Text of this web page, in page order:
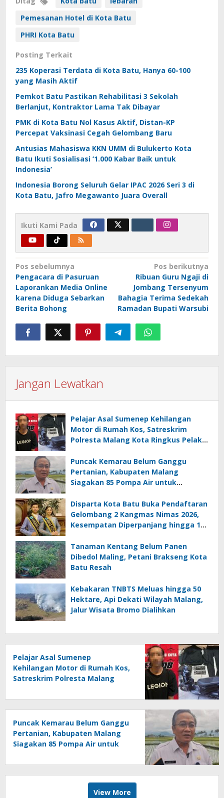
Pemesanan Hotel di Kota Batu
PHRI Kota Batu
Posting Terkait
235 Koperasi Terdata di Kota Batu, Hanya 60-100
yang Masih Aktif
Pemkot Batu Pastikan Rehabilitasi 3 Sekolah
Berlanjut, Kontraktor Lama Tak Dibayar
PMK di Kota Batu Nol Kasus Aktif, Distan-KP
Percepat Vaksinasi Cegah Gelombang Baru
Antusias Mahasiswa KKN UMM di Bulukerto Kota
Batu Ikuti Sosialisasi ‘1.000 Kabar Baik untuk
Indonesia’
Indonesia Borong Seluruh Gelar IPAC 2026 Seri 3 di
Kota Batu, Jafro Megawanto Juara Overall
Ikuti Kami Pada
Navigasi
pos
Pos sebelumnya
Pengacara di Pasuruan
Laporankan Media Online
karena Diduga Sebarkan
Berita Bohong
Pos berikutnya
Ribuan Guru Ngaji di
Jombang Tersenyum
Bahagia Terima Sedekah
Ramadan Bupati Warsubi
Jangan Lewatkan
Pelajar Asal Sumenep Kehilangan
Motor di Rumah Kos, Satreskrim
Polresta Malang Kota Ringkus Pelaku
Puncak Kemarau Belum Ganggu
Pertanian, Kabupaten Malang
Siagakan 85 Pompa Air untuk
Disparta Kota Batu Buka Pendaftaran
Gelombang 2 Kangmas Nimas 2026,
Kesempatan Diperpanjang hingga 15
Tanaman Kentang Belum Panen
Dibedol Maling, Petani Brakseng Kota
Batu Resah
Kebakaran TNBTS Meluas hingga 50
Hektare, Api Dekati Wilayah Malang,
Jalur Wisata Bromo Dialihkan
Pelajar Asal Sumenep
Kehilangan Motor di Rumah Kos,
Satreskrim Polresta Malang
Puncak Kemarau Belum Ganggu
Pertanian, Kabupaten Malang
Siagakan 85 Pompa Air untuk
View More